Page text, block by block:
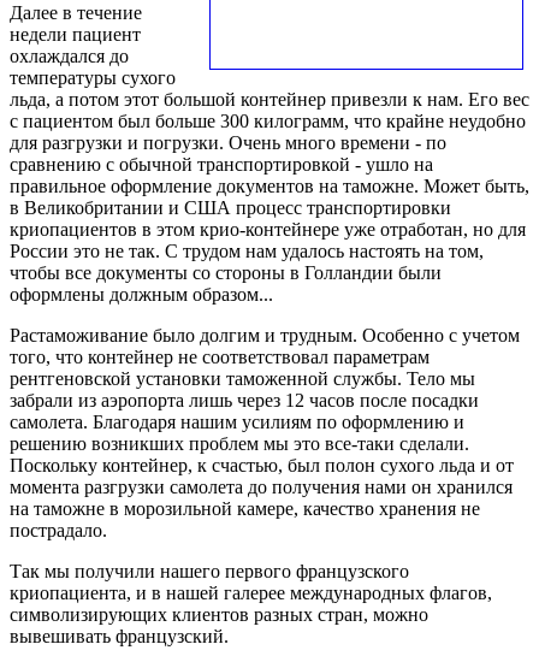
Далее в течение
недели пациент
охлаждался до
температуры сухого
льда, а потом этот большой контейнер привезли к нам. Его вес
с пациентом был больше 300 килограмм, что крайне неудобно
для разгрузки и погрузки. Очень много времени - по
сравнению с обычной транспортировкой - ушло на
правильное оформление документов на таможне. Может быть,
в Великобритании и США процесс транспортировки
криопациентов в этом крио-контейнере уже отработан, но для
России это не так. С трудом нам удалось настоять на том,
чтобы все документы со стороны в Голландии были
оформлены должным образом...
Растаможивание было долгим и трудным. Особенно с учетом
того, что контейнер не соответствовал параметрам
рентгеновской установки таможенной службы. Тело мы
забрали из аэропорта лишь через 12 часов после посадки
самолета. Благодаря нашим усилиям по оформлению и
решению возникших проблем мы это все-таки сделали.
Поскольку контейнер, к счастью, был полон сухого льда и от
момента разгрузки самолета до получения нами он хранился
на таможне в морозильной камере, качество хранения не
пострадало.
Так мы получили нашего первого французского
криопациента, и в нашей галерее международных флагов,
символизирующих клиентов разных стран, можно
вывешивать французский.